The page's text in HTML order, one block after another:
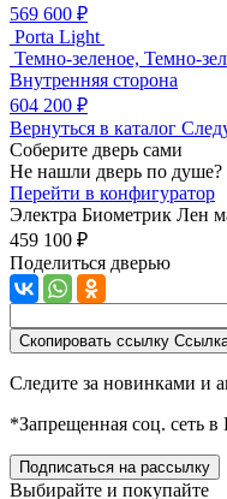
569 600 ₽
Porta Light
Темно-зеленое, Темно-
Внутренняя сторона
604 200 ₽
Вернуться в каталог
Соберите дверь сами
Не нашли дверь по
Перейти в конфигуратор
Электра Биометрик Лен
459 100 ₽
Поделиться дверью
Скопировать ссылку
Следите за новинками и
*Запрещенная соц. сеть
Подписаться на рассылку
Выбирайте и покупайте